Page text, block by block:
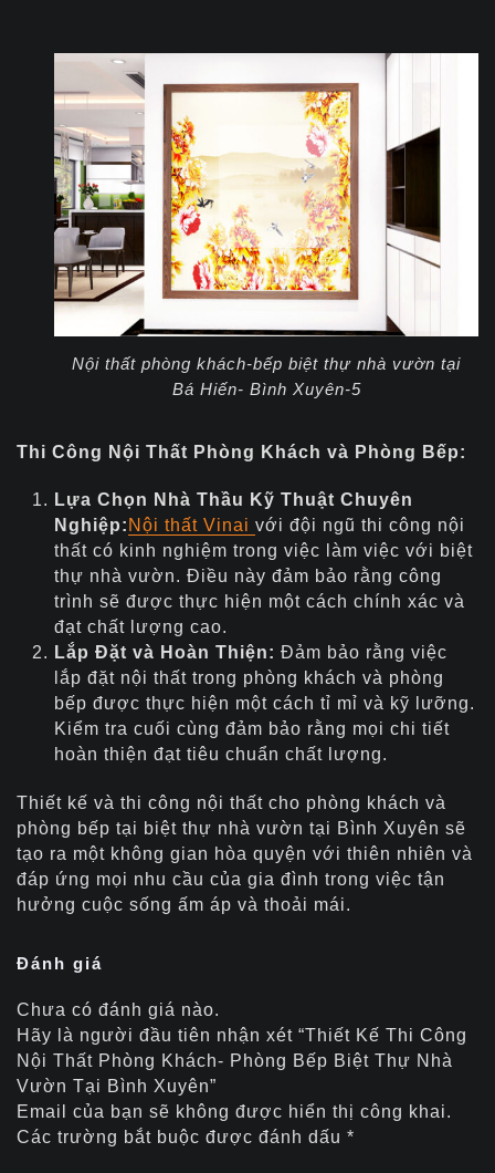
Nội thất phòng khách-bếp biệt thự nhà vườn tại
Bá Hiến- Bình Xuyên-5
Thi Công Nội Thất Phòng Khách và Phòng Bếp:
Lựa Chọn Nhà Thầu Kỹ Thuật Chuyên
Nghiệp: Nội thất Vinaivới đội ngũ thi công nội
thất có kinh nghiệm trong việc làm việc với biệt
thự nhà vườn. Điều này đảm bảo rằng công
trình sẽ được thực hiện một cách chính xác và
đạt chất lượng cao.
Lắp Đặt và Hoàn Thiện: Đảm bảo rằng việc
lắp đặt nội thất trong phòng khách và phòng
bếp được thực hiện một cách tỉ mỉ và kỹ lưỡng.
Kiểm tra cuối cùng đảm bảo rằng mọi chi tiết
hoàn thiện đạt tiêu chuẩn chất lượng.
Thiết kế và thi công nội thất cho phòng khách và
phòng bếp tại biệt thự nhà vườn tại Bình Xuyên sẽ
tạo ra một không gian hòa quyện với thiên nhiên và
đáp ứng mọi nhu cầu của gia đình trong việc tận
hưởng cuộc sống ấm áp và thoải mái.
Đánh giá
Chưa có đánh giá nào.
Hãy là người đầu tiên nhận xét “Thiết Kế Thi Công
Nội Thất Phòng Khách- Phòng Bếp Biệt Thự Nhà
Vườn Tại Bình Xuyên”
Email của bạn sẽ không được hiển thị công khai.
Các trường bắt buộc được đánh dấu *